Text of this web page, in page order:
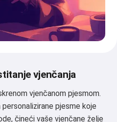
vjenčanja
vjenčanom pjesmom.
pjesme koje
čineći vaše vjenčane želje